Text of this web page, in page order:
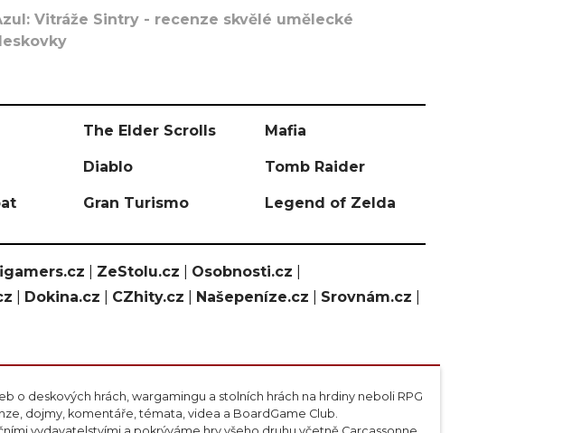
Vitráže Sintry - recenze skvělé umělecké
The Elder Scrolls Mafia
Diablo Tomb Raider
Gran Turismo Legend of Zelda
ZeStolu.cz Osobnosti.cz
Dokina.cz CZhity.cz Našepeníze.cz Srovnám.cz
o deskových hrách, wargamingu a stolních hrách na hrdiny neboli RPG
dojmy, komentáře, témata, videa a BoardGame Club.